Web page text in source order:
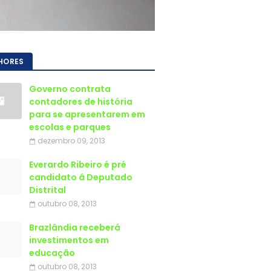
Governo contrata
contadores de história
para se apresentarem em
escolas e parques
dezembro 09, 2013
Everardo Ribeiro é pré
candidato á Deputado
Distrital
outubro 08, 2013
Brazlândia receberá
investimentos em
educação
outubro 08, 2013